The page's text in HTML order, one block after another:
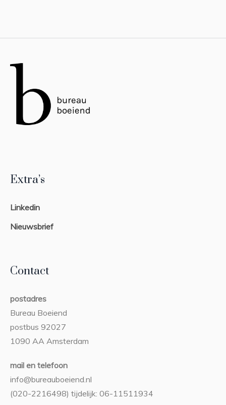
Extra’s
Linkedin
Nieuwsbrief
Contact
postadres
Bureau Boeiend
postbus 92027
1090 AA Amsterdam
mail en telefoon
info@bureauboeiend.nl
(020-2216498) tijdelijk: 06-11511934